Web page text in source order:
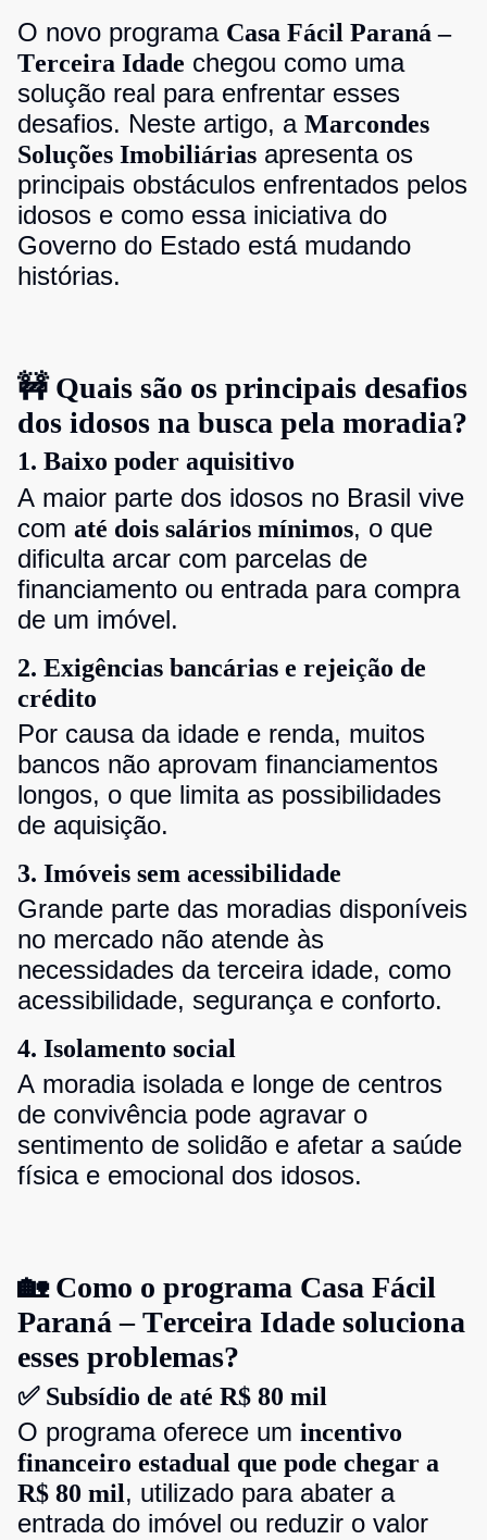
O novo programa Casa Fácil Paraná –
Terceira Idade chegou como uma
solução real para enfrentar esses
desafios. Neste artigo, a Marcondes
Soluções Imobiliárias apresenta os
principais obstáculos enfrentados pelos
idosos e como essa iniciativa do
Governo do Estado está mudando
histórias.
🚧 Quais são os principais desafios
dos idosos na busca pela moradia?
1. Baixo poder aquisitivo
A maior parte dos idosos no Brasil vive
com até dois salários mínimos, o que
dificulta arcar com parcelas de
financiamento ou entrada para compra
de um imóvel.
2. Exigências bancárias e rejeição de
crédito
Por causa da idade e renda, muitos
bancos não aprovam financiamentos
longos, o que limita as possibilidades
de aquisição.
3. Imóveis sem acessibilidade
Grande parte das moradias disponíveis
no mercado não atende às
necessidades da terceira idade, como
acessibilidade, segurança e conforto.
4. Isolamento social
A moradia isolada e longe de centros
de convivência pode agravar o
sentimento de solidão e afetar a saúde
física e emocional dos idosos.
🏡 Como o programa Casa Fácil
Paraná – Terceira Idade soluciona
esses problemas?
✅ Subsídio de até R$ 80 mil
O programa oferece um incentivo
financeiro estadual que pode chegar a
R$ 80 mil, utilizado para abater a
entrada do imóvel ou reduzir o valor